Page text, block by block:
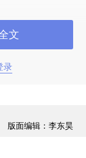
），等等。
从贫困地区流
济起飞，以苏
录
文
版面编辑：李东昊